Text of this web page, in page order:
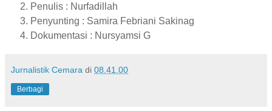
Penulis : Nurfadillah
Penyunting : Samira Febriani Sakinag
Dokumentasi : Nursyamsi G
Jurnalistik Cemara di 08.41.00
Berbagi